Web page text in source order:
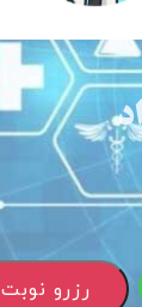
رزرو نوبت